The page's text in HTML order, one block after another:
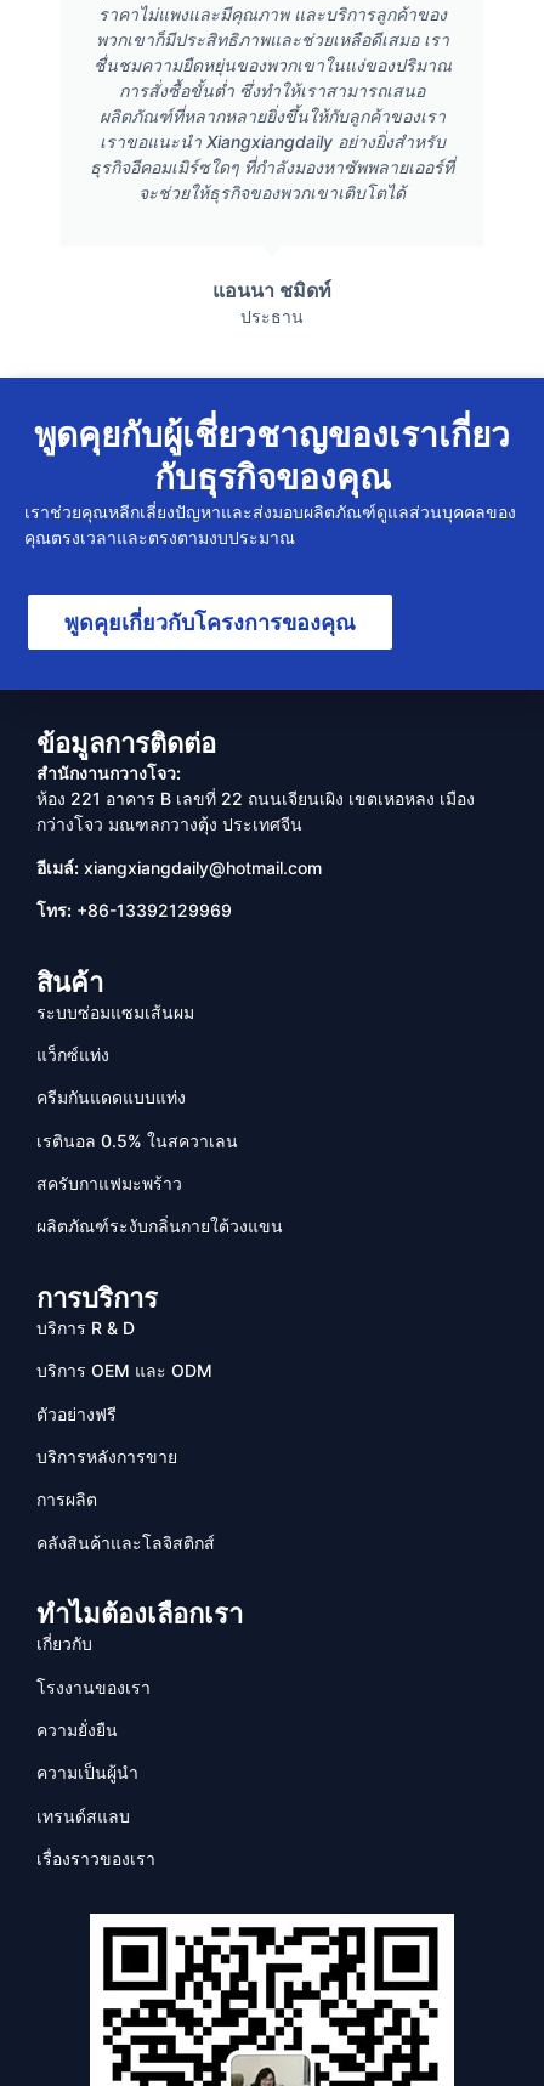
ราคาไม่แพงและมีคุณภาพ และบริการลูกค้าของ
พวกเขาก็มีประสิทธิภาพและช่วยเหลือดีเสมอ เรา
ชื่นชมความยืดหยุ่นของพวกเขาในแง่ของปริมาณ
การสั่งซื้อขั้นต่ำ ซึ่งทำให้เราสามารถเสนอ
ผลิตภัณฑ์ที่หลากหลายยิ่งขึ้นให้กับลูกค้าของเรา
เราขอแนะนำ Xiangxiangdaily อย่างยิ่งสำหรับ
ธุรกิจอีคอมเมิร์ซใดๆ ที่กำลังมองหาซัพพลายเออร์ที่
จะช่วยให้ธุรกิจของพวกเขาเติบโตได้
แอนนา ชมิดท์
ประธาน
พูดคุยกับผู้เชี่ยวชาญของเราเกี่ยว
กับธุรกิจของคุณ
เราช่วยคุณหลีกเลี่ยงปัญหาและส่งมอบผลิตภัณฑ์ดูแลส่วนบุคคลของ
คุณตรงเวลาและตรงตามงบประมาณ
พูดคุยเกี่ยวกับโครงการของคุณ
ข้อมูลการติดต่อ
สำนักงานกวางโจว:
ห้อง 221 อาคาร B เลขที่ 22 ถนนเจียนเผิง เขตเหอหลง เมือง
กว่างโจว มณฑลกวางตุ้ง ประเทศจีน
อีเมล์: xiangxiangdaily@hotmail.com
โทร: +86-13392129969
สินค้า
ระบบซ่อมแซมเส้นผม
แว็กซ์แท่ง
ครีมกันแดดแบบแท่ง
เรตินอล 0.5% ในสควาเลน
สครับกาแฟมะพร้าว
ผลิตภัณฑ์ระงับกลิ่นกายใต้วงแขน
การบริการ
บริการ R & D
บริการ OEM และ ODM
ตัวอย่างฟรี
บริการหลังการขาย
การผลิต
คลังสินค้าและโลจิสติกส์
ทำไมต้องเลือกเรา
เกี่ยวกับ
โรงงานของเรา
ความยั่งยืน
ความเป็นผู้นำ
เทรนด์สแลบ
เรื่องราวของเรา